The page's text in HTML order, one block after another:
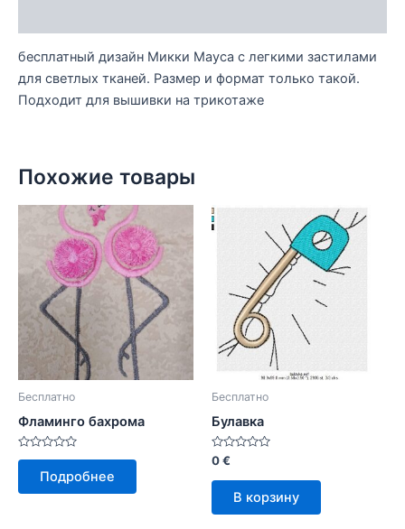
бесплатный дизайн Микки Мауса с легкими застилами
для светлых тканей. Размер и формат только такой.
Подходит для вышивки на трикотаже
Похожие товары
Бесплатно
Фламинго бахрома
Оценка
5
Подробнее
Бесплатно
Булавка
Оценка
0
из
0€
В корзину